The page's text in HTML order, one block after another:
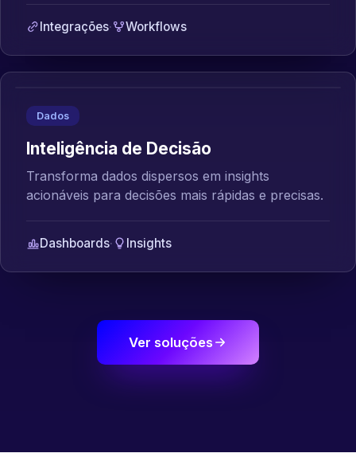
Integrações· Workflows
Dados
Inteligência de Decisão
Transforma dados dispersos em insights
acionáveis para decisões mais rápidas e precisas.
Dashboards· Insights
Ver soluções